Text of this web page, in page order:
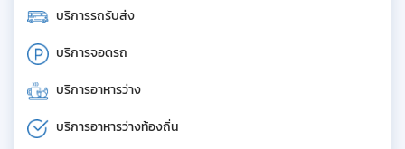
บริการรถรับส่ง
บริการจอดรถ
บริการอาหารว่าง
บริการอาหารว่างท้องถิ่น